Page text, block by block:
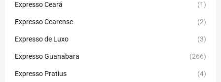
Expresso Ceará (1)
Expresso Cearense (2)
Expresso de Luxo (3)
Expresso Guanabara (266)
Expresso Pratius (4)